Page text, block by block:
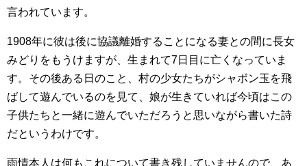
言われています。
1908年に彼は後に協議離婚することになる妻との間に長女
みどりをもうけますが、生まれて7日目に亡くなっていま
す。その後ある日のこと、村の少女たちがシャボン玉を飛
ばして遊んでいるのを見て、娘が生きていれば今頃はこの
子供たちと一緒に遊んでいただろうと思いながら書いた詩
だというわけです。
雨情本人は何もこれについて書き残していませんので、あ